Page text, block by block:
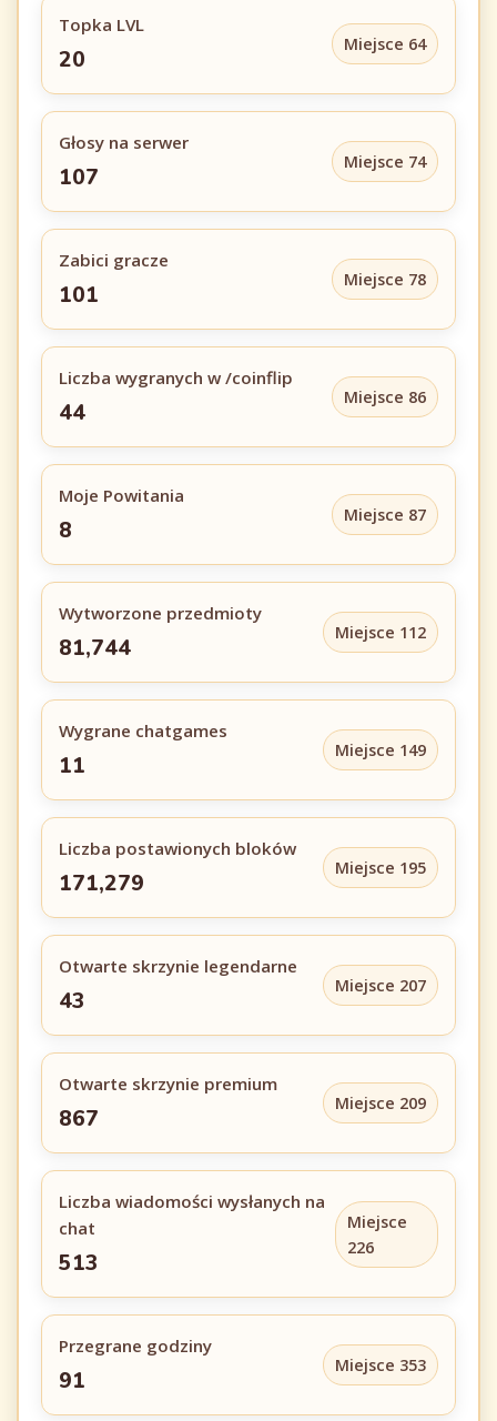
Topka LVL
20
Miejsce 64
Głosy na serwer
107
Miejsce 74
Zabici gracze
101
Miejsce 78
Liczba wygranych w /coinflip
44
Miejsce 86
Moje Powitania
8
Miejsce 87
Wytworzone przedmioty
81,744
Miejsce 112
Wygrane chatgames
11
Miejsce 149
Liczba postawionych bloków
171,279
Miejsce 195
Otwarte skrzynie legendarne
43
Miejsce 207
Otwarte skrzynie premium
867
Miejsce 209
Liczba wiadomości wysłanych na
chat
513
Miejsce
226
Przegrane godziny
91
Miejsce 353